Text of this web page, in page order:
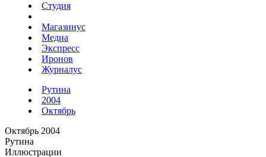
Студия
Магазинус
Медиа
Экспресс
Иронов
Журналус
Рутина
2004
Октябрь
Октябрь 2004
Рутина
Иллюстрации